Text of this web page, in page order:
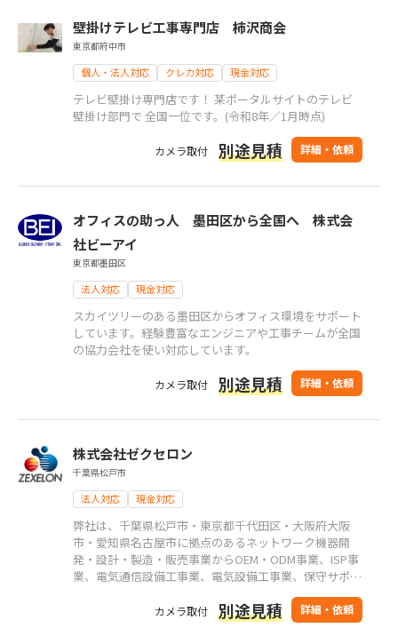
壁掛けテレビ工事専門店 柿沢商会
東京都府中市
個人・法人対応 クレカ対応 現金対応
テレビ壁掛け専門店です！ 某ポータルサイトのテレビ
壁掛け部門で 全国一位です。(令和8年／1月時点)
カメラ取付 別途見積 詳細・依頼
オフィスの助っ人 墨田区から全国へ 株式会
社ビーアイ
東京都墨田区
法人対応 現金対応
スカイツリーのある墨田区からオフィス環境をサポート
しています。経験豊富なエンジニアや工事チームが全国
の協力会社を使い対応しています。
カメラ取付 別途見積 詳細・依頼
株式会社ゼクセロン
千葉県松戸市
法人対応 現金対応
弊社は、千葉県松戸市・東京都千代田区・大阪府大阪
市・愛知県名古屋市に拠点のあるネットワーク機器開
発・設計・製造・販売事業からOEM・ODM事業、ISP事
業、電気通信設備工事業、電気設備工事業、保守サポー
ト事業、人材支援事業までを行うICTトータルソリュー
ション企業です。 関東・関西を中心とし、全国エリア
での施工実績がございます。
カメラ取付 別途見積 詳細・依頼